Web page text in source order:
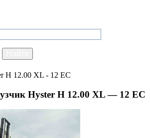
H 12.00 XL - 12 EC
Hyster H 12.00 XL — 12 EC